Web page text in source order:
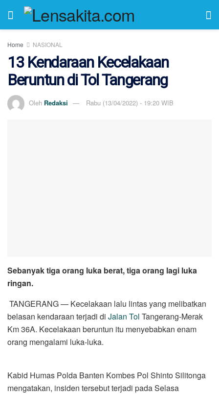
Home NASIONAL
13 Kendaraan Kecelakaan
Beruntun di Tol Tangerang
Oleh Redaksi Rabu (13/04/2022) - 19:20 WIB
Sebanyak tiga orang luka berat, tiga orang lagi luka
ringan.
TANGERANG — Kecelakaan lalu lintas yang melibatkan
belasan kendaraan terjadi di Jalan Tol Tangerang-Merak
Km 36A. Kecelakaan beruntun itu menyebabkan enam
orang mengalami luka-luka.
Kabid Humas Polda Banten Kombes Pol Shinto Silitonga
mengatakan, insiden tersebut terjadi pada Selasa